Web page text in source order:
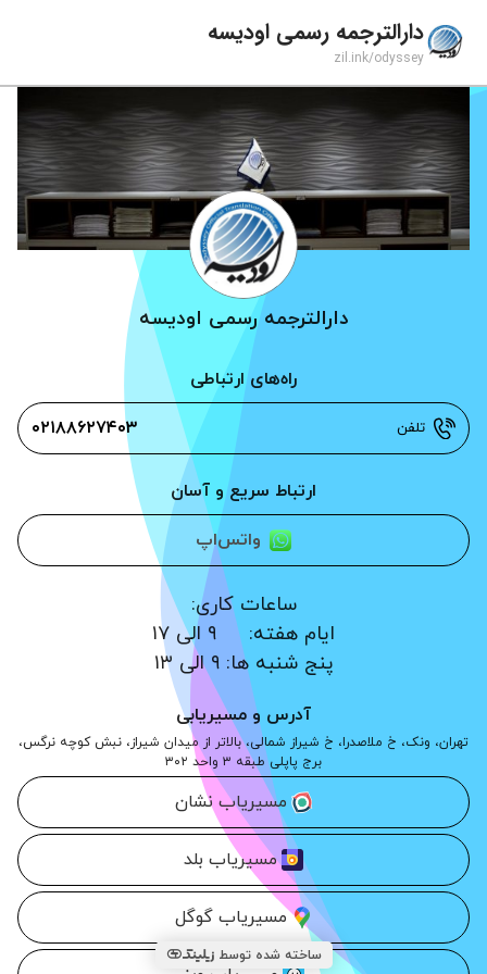
دارالترجمه رسمی اودیسه
zil.ink/odyssey
دارالترجمه رسمی اودیسه
راه‌های ارتباطی
تلفن ۰۲۱۸۸۶۲۷۴۰۳
ارتباط سریع و آسان
واتس‌اپ
پنج شنبه ها: ۹ الی ۱۳
آدرس و مسیریابی
تهران، ونک، خ ملاصدرا، خ شیراز شمالی، بالاتر از میدان شیراز، نبش کوچه نرگس،
برج پاپلی طبقه ۳ واحد ۳۰۲
مسیریاب نشان
مسیریاب بلد
مسیریاب گوگل
ساخته شده توسط